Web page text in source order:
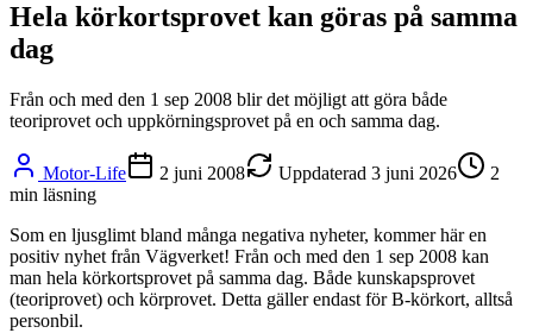
Hela körkortsprovet kan göras på samma
dag
Från och med den 1 sep 2008 blir det möjligt att göra både
teoriprovet och uppkörningsprovet på en och samma dag.
Motor-Life 2 juni 2008 Uppdaterad 3 juni 2026
2
min läsning
Som en ljusglimt bland många negativa nyheter, kommer här en
positiv nyhet från Vägverket! Från och med den 1 sep 2008 kan
man hela körkortsprovet på samma dag. Både kunskapsprovet
(teoriprovet) och körprovet. Detta gäller endast för B-körkort, alltså
personbil.